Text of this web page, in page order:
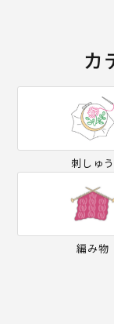
カ
刺しゅう
編み物